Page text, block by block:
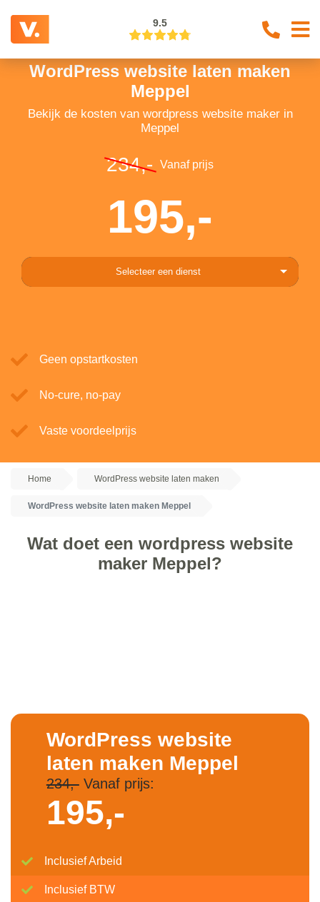
9.5
WordPress website laten maken
Meppel
Bekijk de kosten van wordpress website maker in
Meppel
234,- Vanaf prijs
195,-
Selecteer een dienst
Geen opstartkosten
No-cure, no-pay
Vaste voordeelprijs
Home WordPress website laten maken
WordPress website laten maken Meppel
Wat doet een wordpress website
maker Meppel?
WordPress website
laten maken Meppel
234,-Vanaf prijs:
195,-
Inclusief Arbeid
Inclusief BTW